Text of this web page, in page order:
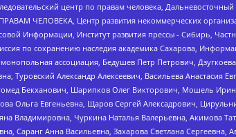
центр по правам человека,
ЧЕЛОВЕКА, Центр развития некоммерческих
Информации, Институт развития прессы - Сибирь,
по сохранению наследия академика Сахарова,
ассоциация, Бедушев Петр Петрович,
Туровский Александр Алексеевич, Васильева
Бекханович, Шарипков Олег Викторович, Мошель
Ольга Евгеньевна, Щаров Сергей Алексадрович,
Владимировна, Чуркина Наталья Валерьевна, Акимова
Саранг Анна Васильевна, Захарова Светлана